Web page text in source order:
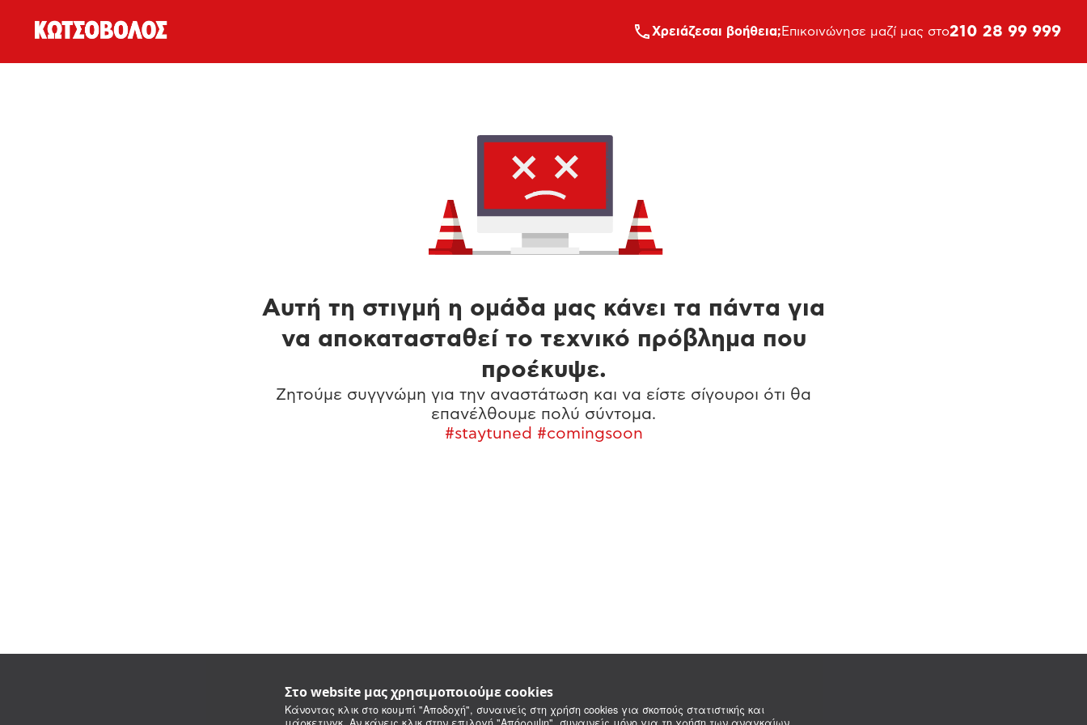
Στο website μας χρησιμοποιούμε cookies
Κάνοντας κλικ στο κουμπί "Αποδοχή", συναινείς στη χρήση cookies για σκοπούς στατιστικής και
Xρειάζεσαι βοήθεια; Επικοινώνησε μαζί μας στο210 28 99 999
Αυτή τη στιγμή η ομάδα μας κάνει τα πάντα για
να αποκατασταθεί το τεχνικό πρόβλημα που
προέκυψε.
Ζητούμε συγγνώμη για την αναστάτωση και να είστε σίγουροι ότι θα
επανέλθουμε πολύ σύντομα.
#staytuned #comingsoon